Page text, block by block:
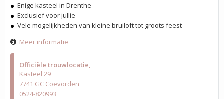
Officiële trouwlocatie
Kasteel 29
7741 GC Coevorden
0524-820993
Enige kasteel in Drenthe
Exclusief voor jullie
Vele mogelijkheden van kleine bruiloft tot groots feest
Meer informatie